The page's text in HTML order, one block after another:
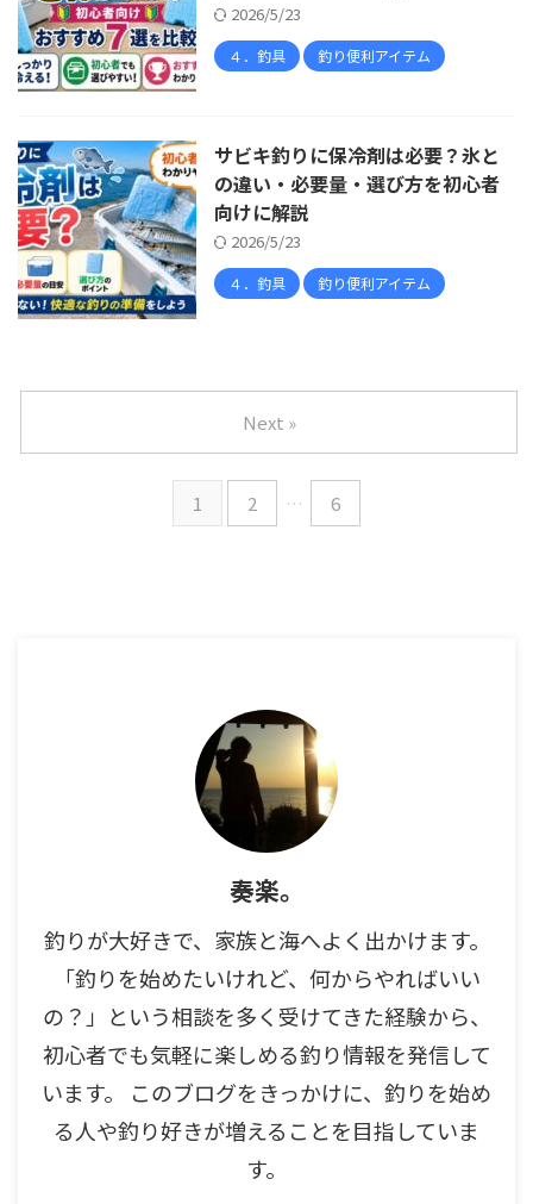
2026/5/23
４．釣具 釣り便利アイテム
サビキ釣りに保冷剤は必要？氷と
の違い・必要量・選び方を初心者
向けに解説
2026/5/23
４．釣具 釣り便利アイテム
1 2 … 6
Next »
奏楽。
釣りが大好きで、家族と海へよく出かけます。
「釣りを始めたいけれど、何からやればいい
の？」という相談を多く受けてきた経験から、
初心者でも気軽に楽しめる釣り情報を発信して
います。 このブログをきっかけに、釣りを始め
る人や釣り好きが増えることを目指していま
す。